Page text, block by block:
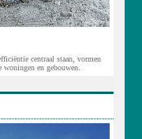
centraal staan, vormen
en gebouwen.